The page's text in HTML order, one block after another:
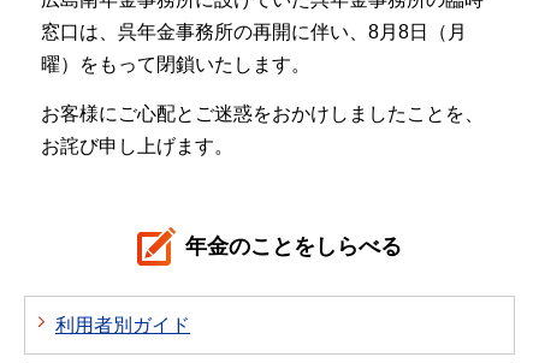
窓口は、呉年金事務所の再開に伴い、8月8日（月
曜）をもって閉鎖いたします。
お客様にご心配とご迷惑をおかけしましたことを、
お詫び申し上げます。
年金のことをしらべる
利用者別ガイド